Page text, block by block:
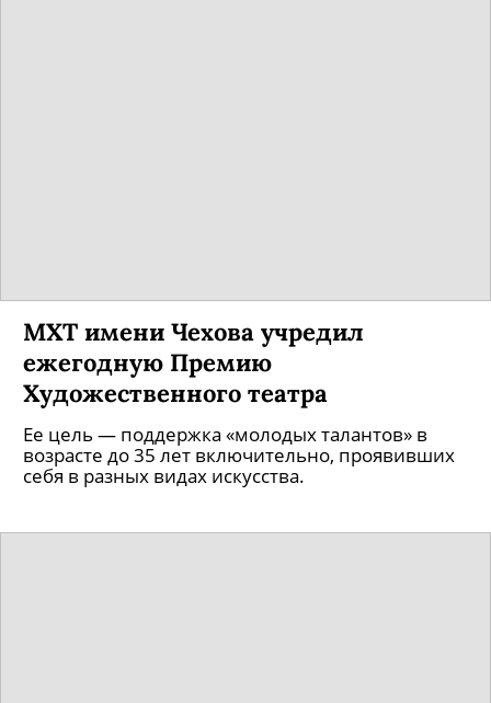
МХТ имени Чехова учредил
ежегодную Премию
Художественного театра
Ее цель — поддержка «молодых талантов» в
возрасте до 35 лет включительно, проявивших
себя в разных видах искусства.